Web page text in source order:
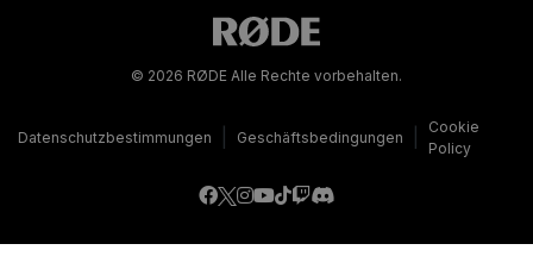
© 2026 RØDE Alle Rechte vorbehalten.
Datenschutzbestimmungen Geschäftsbedingungen
Cookie
Policy